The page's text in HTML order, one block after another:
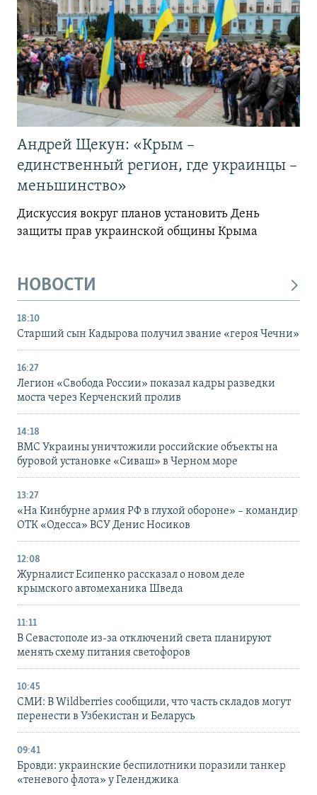
Андрей Щекун: «Крым –
единственный регион, где украинцы –
меньшинство»
Дискуссия вокруг планов установить День
защиты прав украинской общины Крыма
НОВОСТИ
18:10
Старший сын Кадырова получил звание «героя Чечни»
16:27
Легион «Свобода России» показал кадры разведки
моста через Керченский пролив
14:18
ВМС Украины уничтожили российские объекты на
буровой установке «Сиваш» в Черном море
13:27
«На Кинбурне армия РФ в глухой обороне» – командир
ОТК «Одесса» ВСУ Денис Носиков
12:08
Журналист Есипенко рассказал о новом деле
крымского автомеханика Шведа
11:11
В Севастополе из-за отключений света планируют
менять схему питания светофоров
10:45
СМИ: В Wildberries сообщили, что часть складов могут
перенести в Узбекистан и Беларусь
09:41
Бровди: украинские беспилотники поразили танкер
«теневого флота» у Геленджика